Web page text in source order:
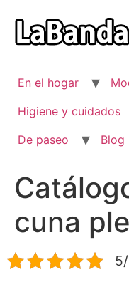
contenido
En el hogar
Higiene y cuidados
De paseo
Blog
cuna